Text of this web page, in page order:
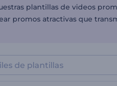
plantillas de videos
promos atractivas que